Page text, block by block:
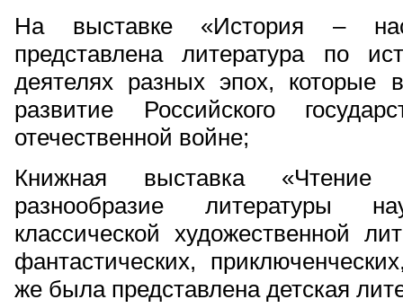
На выставке «История –
представлена литература по
деятелях разных эпох, которые
развитие Российского
отечественной войне;
Книжная выставка
разнообразие литературы
классической художественной
фантастических,
же была представлена детская